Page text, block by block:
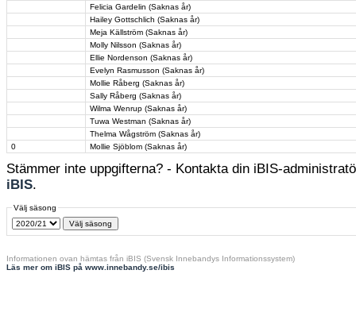
Felicia Gardelin (Saknas år)
Hailey Gottschlich (Saknas år)
Meja Källström (Saknas år)
Molly Nilsson (Saknas år)
Ellie Nordenson (Saknas år)
Evelyn Rasmusson (Saknas år)
Mollie Råberg (Saknas år)
Sally Råberg (Saknas år)
Wilma Wenrup (Saknas år)
Tuwa Westman (Saknas år)
Thelma Wågström (Saknas år)
0
Mollie Sjöblom (Saknas år)
Stämmer inte uppgifterna? - Kontakta din iBIS-
iBIS.
Välj säsong
Informationen ovan hämtas från iBIS (Svensk Innebandys Informationssystem)
Läs mer om iBIS på www.innebandy.se/ibis